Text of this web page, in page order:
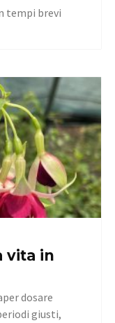
tempi brevi
vita in
dosare
giusti,